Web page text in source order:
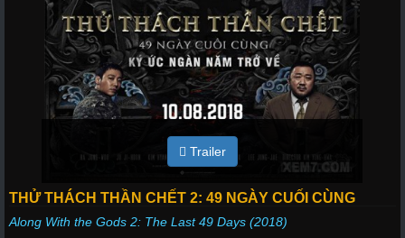
Trailer
THỬ THÁCH THẦN CHẾT 2: 49 NGÀY CUỐI CÙNG
Along With the Gods 2: The Last 49 Days (2018)